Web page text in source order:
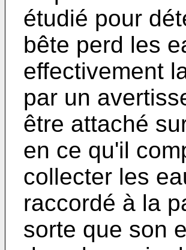
étudié pour
bête perd les
effectivement
par un
être attaché
en ce qu'il
collecter les
raccordé à la
sorte que son